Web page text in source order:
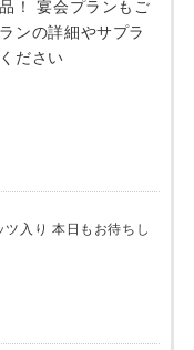
！ 宴会プランもご
ンの詳細やサプラ
ださい
入り 本日もお待ちし